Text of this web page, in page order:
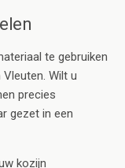
te gebruiken
Wilt u
precies
gezet in een
kozijn